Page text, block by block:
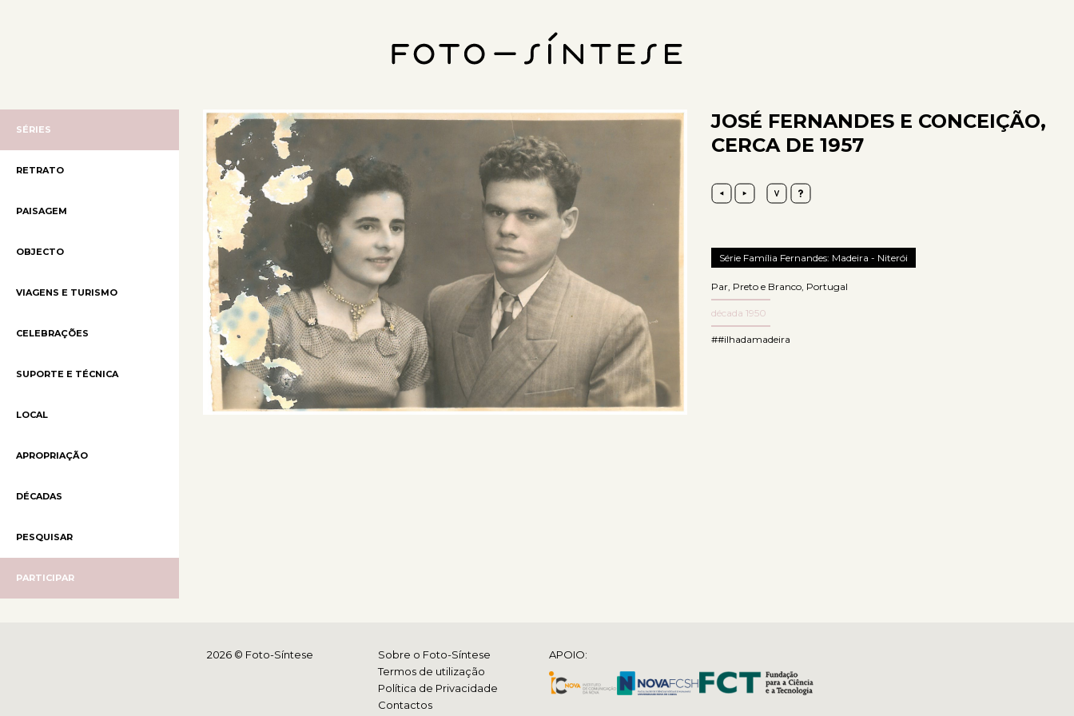
SÉRIES
RETRATO
PAISAGEM
OBJECTO
VIAGENS E TURISMO
CELEBRAÇÕES
SUPORTE E TÉCNICA
LOCAL
APROPRIAÇÃO
DÉCADAS
PESQUISAR
PARTICIPAR
JOSÉ FERNANDES E CONCEIÇÃO,
CERCA DE 1957
Série Família Fernandes: Madeira - Niterói
Par, Preto e Branco, Portugal
década 1950
##ilhadamadeira
Sobre o Foto-Síntese
Termos de utilização
Política de Privacidade
Contactos
APOIO:
2026 © Foto-Síntese